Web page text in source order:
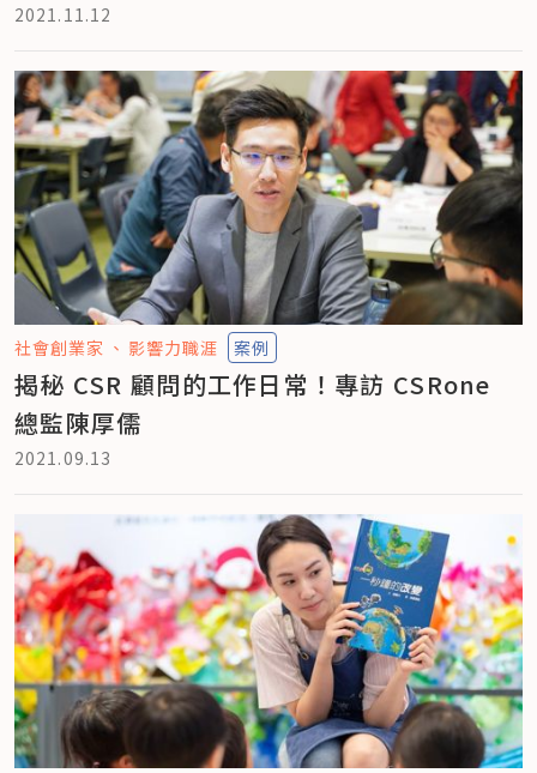
2021.11.12
社會創業家 影響力職涯 案例
揭秘 CSR 顧問的工作日常！專訪 CSRone
總監陳厚儒
2021.09.13